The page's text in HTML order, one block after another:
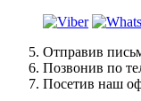
Отправив
Позвонив по
Посетив наш